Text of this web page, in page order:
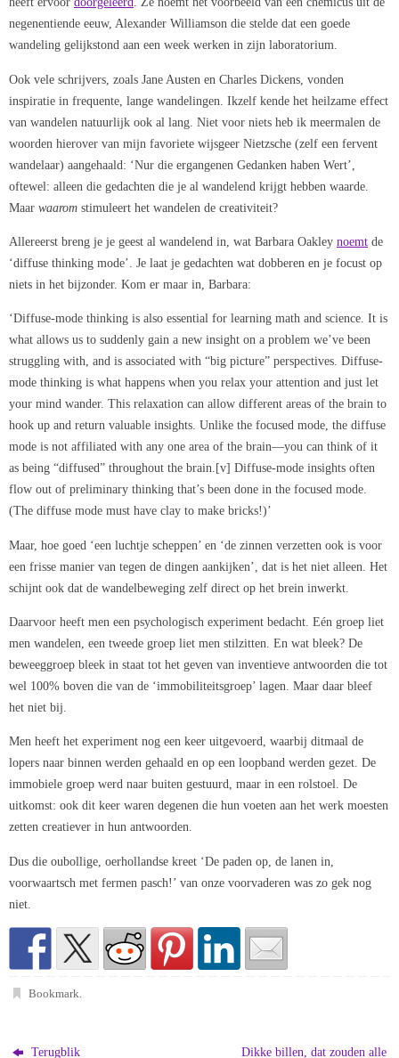
negenentiende eeuw, Alexander Williamson die stelde dat een goede
wandeling gelijkstond aan een week werken in zijn laboratorium.
Ook vele schrijvers, zoals Jane Austen en Charles Dickens, vonden
inspiratie in frequente, lange wandelingen. Ikzelf kende het heilzame effect
van wandelen natuurlijk ook al lang. Niet voor niets heb ik meermalen de
woorden hierover van mijn favoriete wijsgeer Nietzsche (zelf een fervent
wandelaar) aangehaald: ‘Nur die ergangenen Gedanken haben Wert’,
oftewel: alleen die gedachten die je al wandelend krijgt hebben waarde.
Maar waarom stimuleert het wandelen de creativiteit?
Allereerst breng je je geest al wandelend in, wat Barbara Oakley noemt de
‘diffuse thinking mode’. Je laat je gedachten wat dobberen en je focust op
niets in het bijzonder. Kom er maar in, Barbara:
‘Diffuse-mode thinking is also essential for learning math and science. It is
what allows us to suddenly gain a new insight on a problem we’ve been
struggling with, and is associated with “big picture” perspectives. Diffuse-
mode thinking is what happens when you relax your attention and just let
your mind wander. This relaxation can allow different areas of the brain to
hook up and return valuable insights. Unlike the focused mode, the diffuse
mode is not affiliated with any one area of the brain—you can think of it
as being “diffused” throughout the brain.[v] Diffuse-mode insights often
flow out of preliminary thinking that’s been done in the focused mode.
(The diffuse mode must have clay to make bricks!)’
Maar, hoe goed ‘een luchtje scheppen’ en ‘de zinnen verzetten ook is voor
een frisse manier van tegen de dingen aankijken’, dat is het niet alleen. Het
schijnt ook dat de wandelbeweging zelf direct op het brein inwerkt.
Daarvoor heeft men een psychologisch experiment bedacht. Eén groep liet
men wandelen, een tweede groep liet men stilzitten. En wat bleek? De
beweeggroep bleek in staat tot het geven van inventieve antwoorden die tot
wel 100% boven die van de ‘immobiliteitsgroep’ lagen. Maar daar bleef
het niet bij.
Men heeft het experiment nog een keer uitgevoerd, waarbij ditmaal de
lopers naar binnen werden gehaald en op een loopband werden gezet. De
immobiele groep werd naar buiten gestuurd, maar in een rolstoel. De
uitkomst: ook dit keer waren degenen die hun voeten aan het werk moesten
zetten creatiever in hun antwoorden.
Dus die oubollige, oerhollandse kreet ‘De paden op, de lanen in,
voorwaartsch met fermen pasch!’ van onze voorvaderen was zo gek nog
niet.
Bookmark
Terugblik
Dikke billen, dat zouden alle